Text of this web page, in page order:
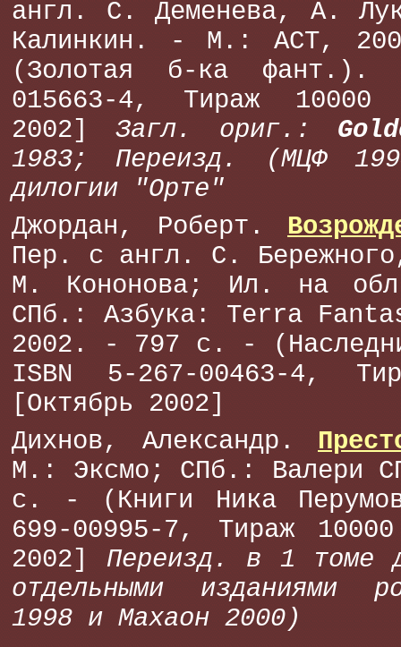
англ. С. Деменева, А.
Калинкин. - М.: АСТ,
(Золотая б-ка
015663-4, Тираж 10000
2002] Загл. ориг.:
1983; Переизд. (МЦФ
дилогии "Орте"
Джордан, Роберт.
Пер. с англ. С.
М. Кононова; Ил. на
СПб.: Азбука: Terra
2002. - 797 с. -
ISBN 5-267-00463-4,
[Октябрь 2002]
Дихнов, Александр.
М.: Эксмо; СПб.: Валери
с. - (Книги Ника
699-00995-7, Тираж
2002] Переизд. в 1 томе
отдельными изданиями
1998 и Махаон 2000)